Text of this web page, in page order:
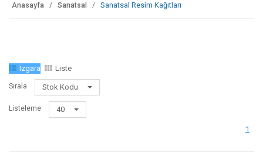
Anasayfa Sanatsal Sanatsal Resim Kağıtları
Izgara Liste
Sırala Stok Kodu
Listeleme 40
1